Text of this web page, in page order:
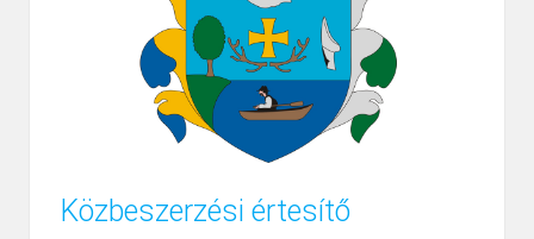
Közbeszerzési értesítő